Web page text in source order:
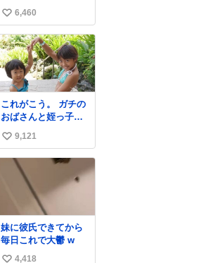
している 【鶏のたた
き】 を家で作る方法
を教えます 鶏もも肉
に特別な処理をして
大葉やみょうがなど
の薬味と一緒にいた
だきます 夏に食うと
たまりません この調
理法、絶対覚えた方
がいいです
youtu.be/s0jWxvy14
_4
い
い
ね
数
6,460
これがこう。 ガチの
おばさんと姪っ子で
す。 （身長抜かされ
ててしぬ笑） #ヤツ
ルギ12 #家族でヒロ
イン
い
い
9,121
妹に彼氏できてから
毎日これで大鬱 w
4,418